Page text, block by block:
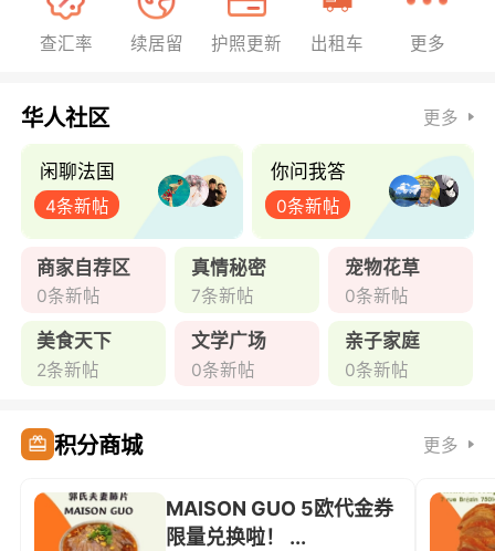
查汇率 续居留 护照更新 出租车 更多
华人社区 更多
闲聊法国
4条新帖
你问我答
0条新帖
商家自荐区
0条新帖
真情秘密
7条新帖
宠物花草
0条新帖
美食天下
2条新帖
文学广场
0条新帖
亲子家庭
0条新帖
积分商城 更多
MAISON GUO 5欧代金券
限量兑换啦！ ...